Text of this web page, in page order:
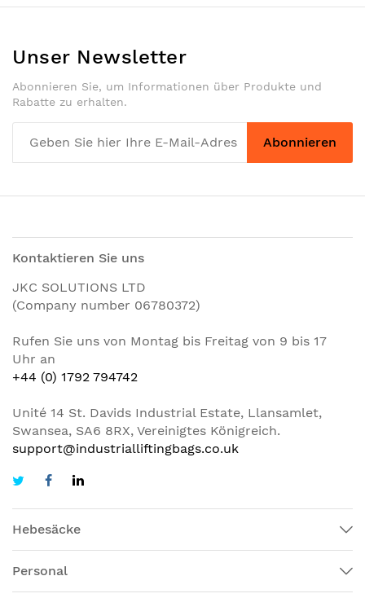
Unser Newsletter
Abonnieren Sie, um Informationen über Produkte und
Rabatte zu erhalten.
Abonnieren
Kontaktieren Sie uns
JKC SOLUTIONS LTD
(Company number 06780372)
Rufen Sie uns von Montag bis Freitag von 9 bis 17
Uhr an
+44 (0) 1792 794742
Unité 14 St. Davids Industrial Estate, Llansamlet,
Swansea, SA6 8RX, Vereinigtes Königreich.
support@industrialliftingbags.co.uk
Hebesäcke
Personal